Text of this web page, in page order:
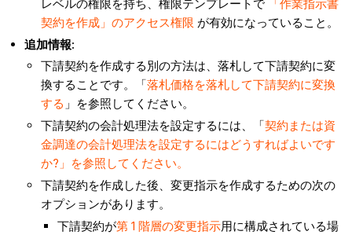
レベルの権限を持ち、権限テンプレートで
「作業指示書
契約を作成」のアクセス権限 が有効になっていること。
追加情報:
下請契約を作成する別の方法は、落札して下請契約に変
換することです。「落札価格を落札して下請契約に変換
する 」を参照してください。
下請契約の会計処理法を設定するには、「契約または資
金調達の会計処理法を設定するにはどうすればよいです
か?」を参照してください。
下請契約を作成した後、変更指示を作成するための次の
オプションがあります。
下請契約が第 1 階層の変更指示用に構成されている場